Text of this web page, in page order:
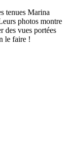
tenues Marina
photos montre
des vues portées
le faire !